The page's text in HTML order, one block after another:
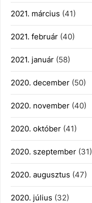
2021. március (41)
2021. február (40)
2021. január (58)
2020. december (50)
2020. november (40)
2020. október (41)
2020. szeptember (31)
2020. augusztus (47)
2020. július (32)